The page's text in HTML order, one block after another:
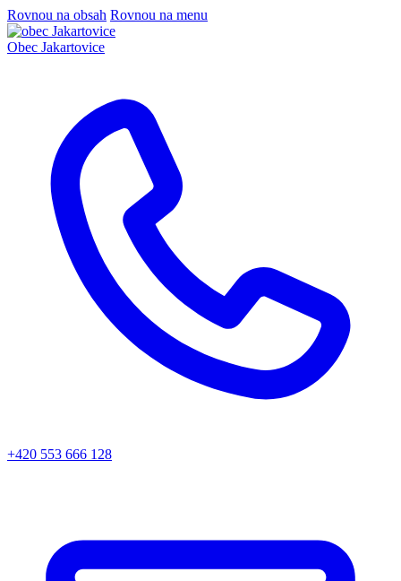
Rovnou na obsah Rovnou na menu
Obec Jakartovice
+420 553 666 128